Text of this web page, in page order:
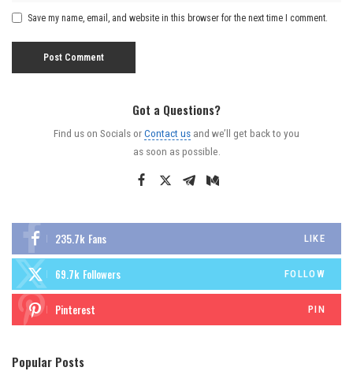
Save my name, email, and website in this browser for the next time I comment.
Got a Questions?
Find us on Socials orContact us and we’ll get back to you
as soon as possible.
235.7k Fans LIKE
69.7k Followers FOLLOW
Pinterest PIN
Popular Posts